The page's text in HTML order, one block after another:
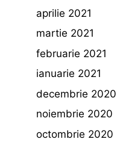
aprilie 2021
martie 2021
februarie 2021
ianuarie 2021
decembrie 2020
noiembrie 2020
octombrie 2020